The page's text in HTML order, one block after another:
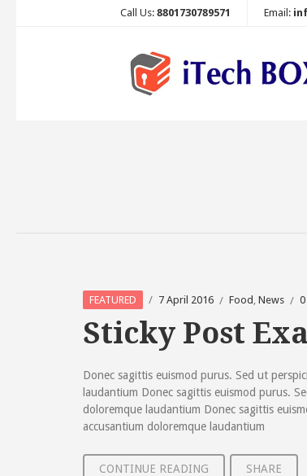
Call Us: 8801730789571 Email:
FEATURED 7 April 2016 Food News
Sticky Post
Donec sagittis euismod purus. Sed ut
laudantium Donec sagittis euismod purus.
doloremque laudantium Donec sagittis
accusantium doloremque laudantium
CONTINUE READING SHARE